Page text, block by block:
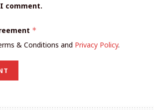
comment.
*
& Conditions and Privacy Policy.